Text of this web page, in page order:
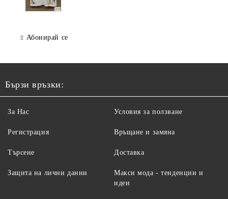
Абонирай се
Бързи връзки:
За Нас
Регистрация
Търсене
Защита на лични данни
Условия за ползване
Връщане и замяна
Доставка
Макси мода - тенденции и
идеи